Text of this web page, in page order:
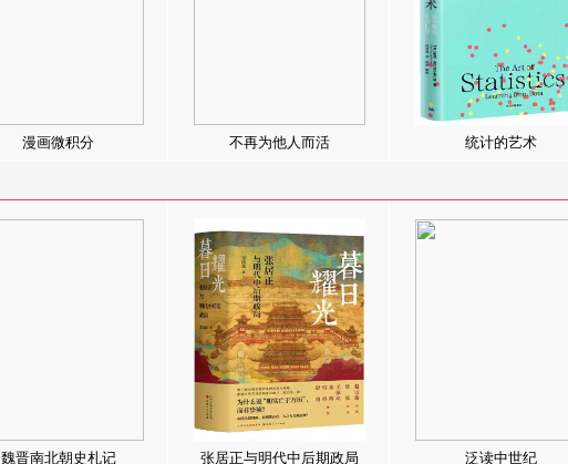
漫画微积分 不再为他人而活 统计的艺术
魏晋南北朝史札记 张居正与明代中后期政局 泛读中世纪